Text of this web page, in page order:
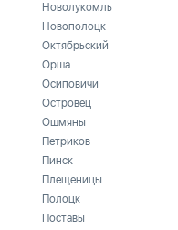
Новолукомль
Новополоцк
Октябрьский
Орша
Осиповичи
Островец
Ошмяны
Петриков
Пинск
Плещеницы
Полоцк
Поставы